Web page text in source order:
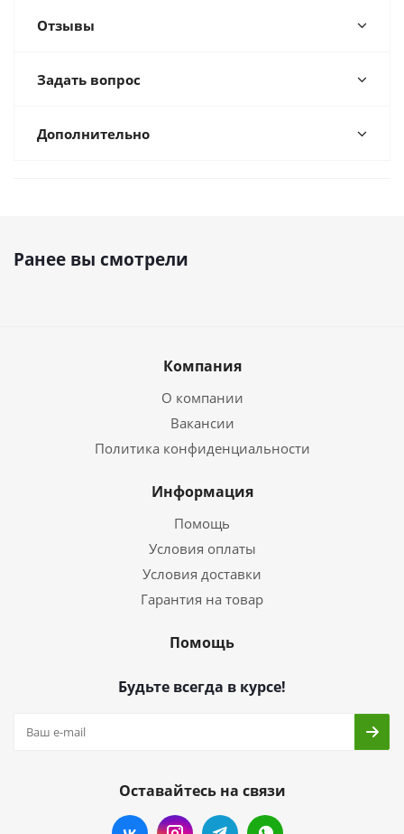
Отзывы
Задать вопрос
Дополнительно
Ранее вы смотрели
Компания
О компании
Вакансии
Политика конфиденциальности
Информация
Помощь
Условия оплаты
Условия доставки
Гарантия на товар
Помощь
Будьте всегда в курсе!
Оставайтесь на связи